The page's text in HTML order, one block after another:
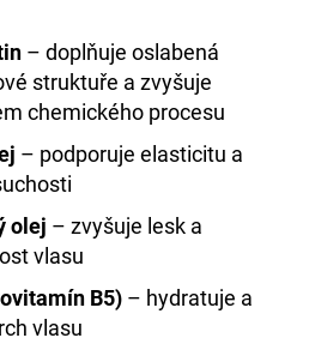
– doplňuje oslabená
struktuře a zvyšuje
chemického procesu
– podporuje elasticitu a
olej – zvyšuje lesk a
vlasu
B5) – hydratuje a
vlasu